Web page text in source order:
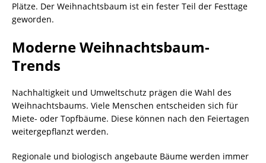
Plätze. Der Weihnachtsbaum ist ein fester Teil der Festtage
geworden.
Moderne Weihnachtsbaum-
Trends
Nachhaltigkeit und Umweltschutz prägen die Wahl des
Weihnachtsbaums. Viele Menschen entscheiden sich für
Miete- oder Topfbäume. Diese können nach den Feiertagen
weitergepflanzt werden.
Regionale und biologisch angebaute Bäume werden immer